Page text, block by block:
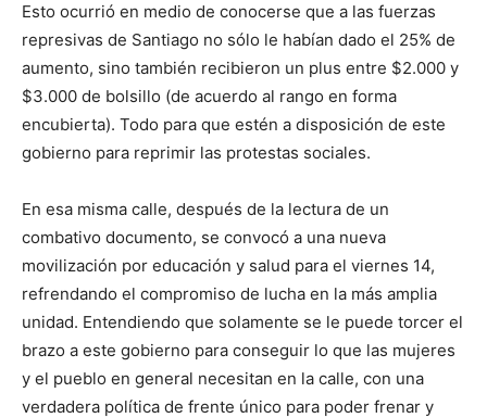
Esto ocurrió en medio de conocerse que a las fuerzas
represivas de Santiago no sólo le habían dado el 25% de
aumento, sino también recibieron un plus entre $2.000 y
$3.000 de bolsillo (de acuerdo al rango en forma
encubierta). Todo para que estén a disposición de este
gobierno para reprimir las protestas sociales.
En esa misma calle, después de la lectura de un
combativo documento, se convocó a una nueva
movilización por educación y salud para el viernes 14,
refrendando el compromiso de lucha en la más amplia
unidad. Entendiendo que solamente se le puede torcer el
brazo a este gobierno para conseguir lo que las mujeres
y el pueblo en general necesitan en la calle, con una
verdadera política de frente único para poder frenar y